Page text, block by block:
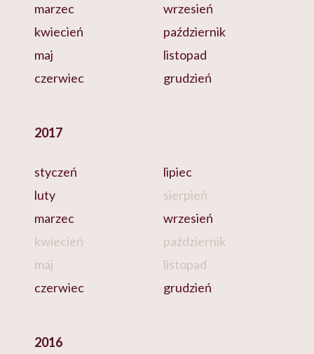
marzec
kwiecień
maj
czerwiec
wrzesień
październik
listopad
grudzień
2017
styczeń
luty
marzec
kwiecień
maj
czerwiec
lipiec
sierpień
wrzesień
październik
listopad
grudzień
2016